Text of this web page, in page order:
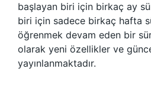
başlayan biri için birkaç ay
biri için sadece birkaç hafta
öğrenmek devam eden bir
olarak yeni özellikler ve
yayınlanmaktadır.